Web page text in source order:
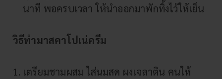
นาที พอครบเวลา ให้นำออกมาพักทิ้งไว้ให้เย็น
วิธีทำมาสคาโปเน่ครีม
เตรียมชามผสม ใส่นมสด ผงเจลาติน คนให้